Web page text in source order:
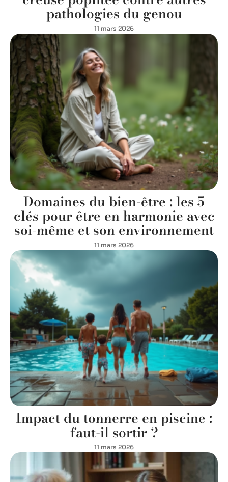
pathologies du genou
11 mars 2026
Domaines du bien-être : les 5
clés pour être en harmonie avec
soi-même et son environnement
11 mars 2026
Impact du tonnerre en piscine :
faut-il sortir ?
11 mars 2026